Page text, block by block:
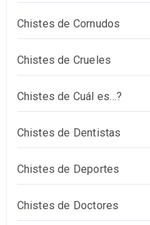
Chistes de Cornudos
Chistes de Crueles
Chistes de Cuál es…?
Chistes de Dentistas
Chistes de Deportes
Chistes de Doctores